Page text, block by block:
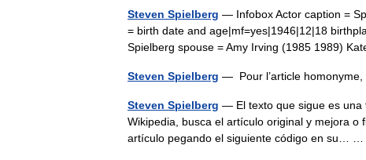
Steven Spielberg — Infobox Actor caption =
= birth date and age|mf=yes|1946|12|18
Spielberg spouse = Amy Irving (1985 1989)
Steven Spielberg — Pour l’article
Steven Spielberg — El texto que sigue es una
Wikipedia, busca el artículo original y mejora
artículo pegando el siguiente código en su… …